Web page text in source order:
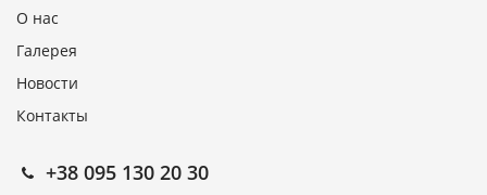
О нас
Галерея
Новости
Контакты
+38 095 130 20 30